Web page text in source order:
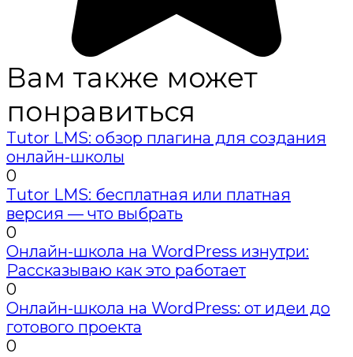
Вам также может
понравиться
Tutor LMS: обзор плагина для создания
онлайн-школы
0
Tutor LMS: бесплатная или платная
версия — что выбрать
0
Онлайн-школа на WordPress изнутри:
Рассказываю как это работает
0
Онлайн-школа на WordPress: от идеи до
готового проекта
0